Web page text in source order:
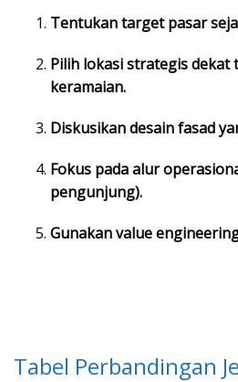
Tentukan target pasar
Pilih lokasi strategis
keramaian.
Diskusikan desain fasad
Fokus pada alur
pengunjung).
Gunakan value
Tabel Perbandingan